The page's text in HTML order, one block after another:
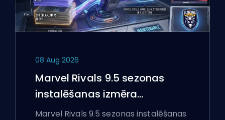
08 Aug 2026
Marvel Rivals 9.5 sezonas
instalēšanas izmēra
samazināšana skaidrota
Marvel Rivals 9.5 sezonas instalēšanas